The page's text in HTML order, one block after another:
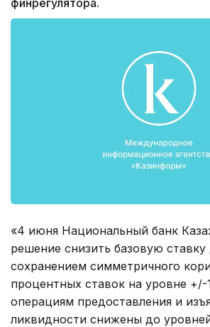
финрегулятора.
«4 июня Национальный банк
решение снизить базовую
сохранением симметричного
процентных ставок на уровне
операциям предоставления и
ликвидности снижены до